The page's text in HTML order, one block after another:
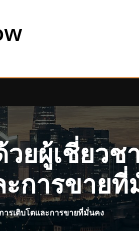
ยผู้เชี่ยวช
การขาย
รเติบโตและการขายที่มั่นคง